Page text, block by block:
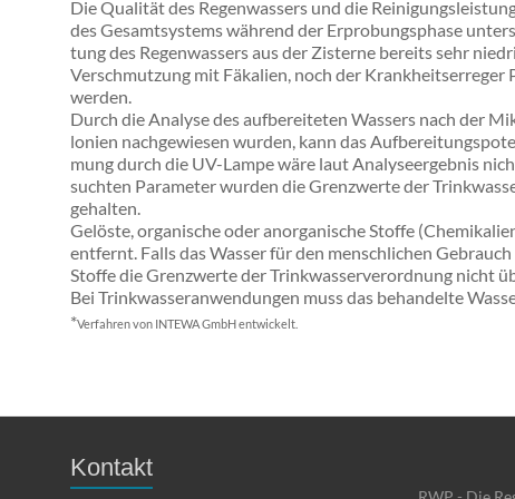
Die Qua­li­tät des Re­gen­was­sers und die
des Ge­samt­sys­tems während der Erprobungsphase
tung des Regenwas­sers aus der Zis­ter­ne be­reits sehr
Ver­schmut­zung mit Fä­ka­li­en, noch der
wer­den.
Durch die Ana­ly­se des auf­be­rei­te­ten Was­sers nach der
lo­ni­en nach­ge­wie­sen wur­den, kann das
mung durch die UV-Lampe wäre laut Ana­ly­se­er­geb­nis
such­ten Pa­ra­me­ter wur­den die Grenz­wer­te der
ge­hal­ten.
Gelöste, organische oder anorganische Stoffe
entfernt. Falls das Wasser für den menschlichen
Stoffe die Grenzwerte der Trinkwasserverordnung nicht
Bei Trinkwasseranwendungen muss das behandelte
*Verfahren von INTEWA GmbH entwickelt.
Kontakt